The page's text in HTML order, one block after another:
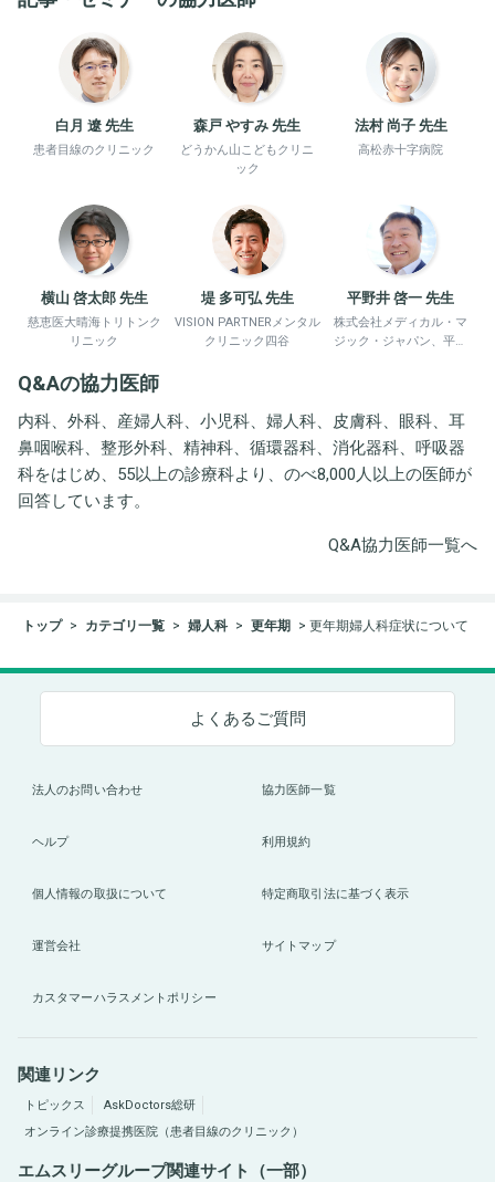
白月 遼 先生
患者目線のクリニック
森戸 やすみ 先生
どうかん山こどもクリニ
ック
法村 尚子 先生
高松赤十字病院
横山 啓太郎 先生
慈恵医大晴海トリトンク
リニック
堤 多可弘 先生
VISION PARTNERメンタル
クリニック四谷
平野井 啓一 先生
株式会社メディカル・マ
ジック・ジャパン、平野
Q&Aの協力医師
内科、外科、産婦人科、小児科、婦人科、皮膚科、眼科、耳
鼻咽喉科、整形外科、精神科、循環器科、消化器科、呼吸器
科をはじめ、55以上の診療科より、のべ8,000人以上の医師が
回答しています。
Q&A協力医師一覧へ
トップ カテゴリ一覧 婦人科 更年期 更年期婦人科症状について
よくあるご質問
法人のお問い合わせ 協力医師一覧
ヘルプ 利用規約
個人情報の取扱について 特定商取引法に基づく表示
運営会社 サイトマップ
カスタマーハラスメントポリシー
関連リンク
トピックス
AskDoctors総研
オンライン診療提携医院（患者目線のクリニック）
エムスリーグループ関連サイト（一部）